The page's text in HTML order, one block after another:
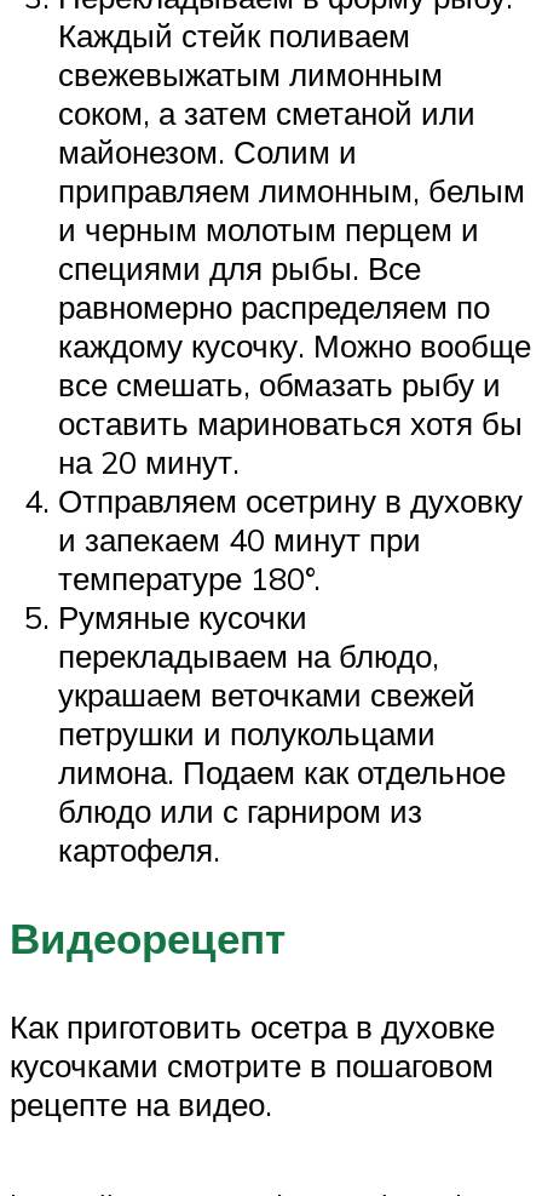
Каждый стейк поливаем
свежевыжатым лимонным
соком, а затем сметаной или
майонезом. Солим и
приправляем лимонным, белым
и черным молотым перцем и
специями для рыбы. Все
равномерно распределяем по
каждому кусочку. Можно вообще
все смешать, обмазать рыбу и
оставить мариноваться хотя бы
на 20 минут.
Отправляем осетрину в духовку
и запекаем 40 минут при
температуре 180°.
Румяные кусочки
перекладываем на блюдо,
украшаем веточками свежей
петрушки и полукольцами
лимона. Подаем как отдельное
блюдо или с гарниром из
картофеля.
Видеорецепт
Как приготовить осетра в духовке
кусочками смотрите в пошаговом
рецепте на видео.